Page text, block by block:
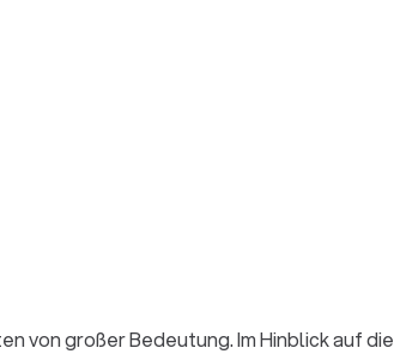
von großer Bedeutung. Im Hinblick auf die